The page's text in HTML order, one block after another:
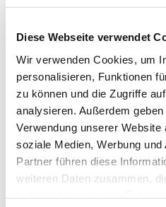
Diese Webseite verwendet
Wir verwenden Cookies, um
personalisieren, Funktionen
zu können und die Zugriffe
analysieren. Außerdem
Verwendung unserer
soziale Medien, Werbung
Partner führen diese
weiteren Daten zusammen,
Jedes Jahr im Januar richten
e.V., einen zweitätigen
RUW-HighlightSALEs aus.